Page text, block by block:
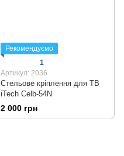
Рекомендуємо
1
Артикул: 2036
Стельове кріплення для ТВ
iTech Celb-54N
2 000 грн